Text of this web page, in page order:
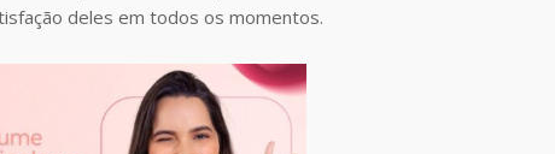
deles em todos os momentos.